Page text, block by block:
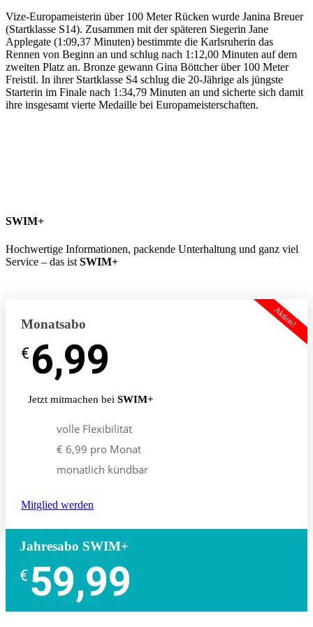
Vize-Europameisterin über 100 Meter Rücken wurde Janina Breuer
(Startklasse S14). Zusammen mit der späteren Siegerin Jane
Applegate (1:09,37 Minuten) bestimmte die Karlsruherin das
Rennen von Beginn an und schlug nach 1:12,00 Minuten auf dem
zweiten Platz an. Bronze gewann Gina Böttcher über 100 Meter
Freistil. In ihrer Startklasse S4 schlug die 20-Jährige als jüngste
Starterin im Finale nach 1:34,79 Minuten an und sicherte sich damit
ihre insgesamt vierte Medaille bei Europameisterschaften.
SWIM+
Hochwertige Informationen, packende Unterhaltung und ganz viel
Service – das ist SWIM+
Monatsabo
€ 6,99
Jetzt mitmachen bei SWIM+
volle Flexibilität
€ 6,99 pro Monat
monatlich kündbar
Mitglied werden
Aktion!
Jahresabo SWIM+
€ 59,99